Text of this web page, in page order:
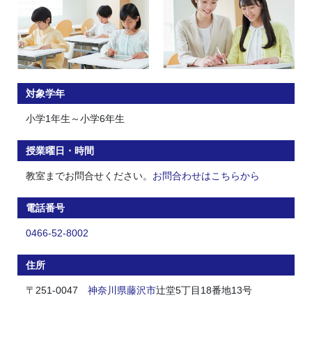
対象学年
小学1年生～小学6年生
授業曜日・時間
教室までお問合せください。 お問合わせはこちらから
電話番号
0466-52-8002
住所
〒251-0047 神奈川県藤沢市辻堂5丁目18番地13号